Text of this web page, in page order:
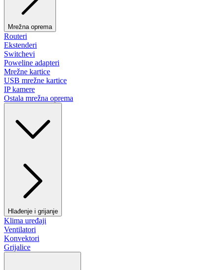
Mrežna oprema
Routeri
Ekstenderi
Switchevi
Poweline adapteri
Mrežne kartice
USB mrežne kartice
IP kamere
Ostala mrežna oprema
Hlađenje i grijanje
Klima uređaji
Ventilatori
Konvektori
Grijalice